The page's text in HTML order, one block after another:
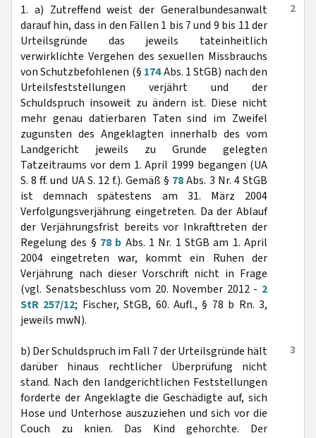
2
1. a) Zutreffend weist der Generalbundesanwalt
darauf hin, dass in den Fällen 1 bis 7 und 9 bis 11 der
Urteilsgründe das jeweils tateinheitlich
verwirklichte Vergehen des sexuellen Missbrauchs
von Schutzbefohlenen (§ 174Abs. 1 StGB) nach den
Urteilsfeststellungen verjährt und der
Schuldspruch insoweit zu ändern ist. Diese nicht
mehr genau datierbaren Taten sind im Zweifel
zugunsten des Angeklagten innerhalb des vom
Landgericht jeweils zu Grunde gelegten
Tatzeitraums vor dem 1. April 1999 begangen (UA
S. 8 ff. und UA S. 12 f.). Gemäß § 78Abs. 3 Nr. 4 StGB
ist demnach spätestens am 31. März 2004
Verfolgungsverjährung eingetreten. Da der Ablauf
der Verjährungsfrist bereits vor Inkrafttreten der
Regelung des § 78 b Abs. 1 Nr. 1 StGB am 1. April
2004 eingetreten war, kommt ein Ruhen der
Verjährung nach dieser Vorschrift nicht in Frage
(vgl. Senatsbeschluss vom 20. November 2012 - 2
StR 257/12; Fischer, StGB, 60. Aufl., § 78 b Rn. 3,
jeweils mwN).
3
b) Der Schuldspruch im Fall 7 der Urteilsgründe hält
darüber hinaus rechtlicher Überprüfung nicht
stand. Nach den landgerichtlichen Feststellungen
forderte der Angeklagte die Geschädigte auf, sich
Hose und Unterhose auszuziehen und sich vor die
Couch zu knien. Das Kind gehorchte. Der